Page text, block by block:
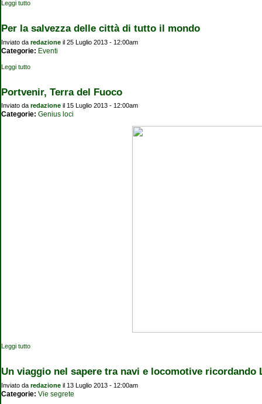
Leggi tutto
Per la salvezza delle città di tutto il mondo
Inviato da redazione il 25 Luglio 2013 - 12:00am
Categorie: Eventi
Leggi tutto
Portvenir, Terra del Fuoco
Inviato da redazione il 15 Luglio 2013 - 12:00am
Categorie: Genius loci
Leggi tutto
Un viaggio nel sapere tra navi e locomotive ricordando
Inviato da redazione il 13 Luglio 2013 - 12:00am
Categorie: Vie segrete